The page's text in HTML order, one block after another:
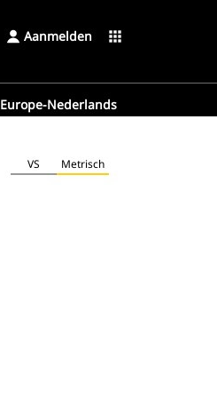
Aanmelden apps
Europe-Nederlands
VS Metrisch